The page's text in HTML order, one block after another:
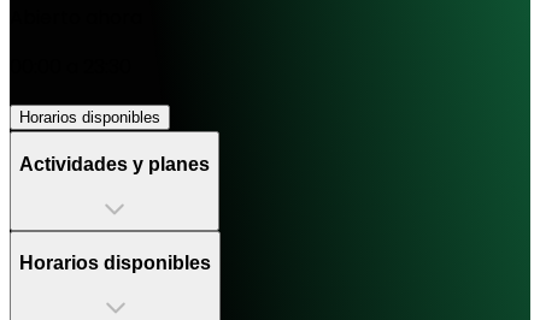
Horarios disponibles
Actividades y planes
Horarios disponibles